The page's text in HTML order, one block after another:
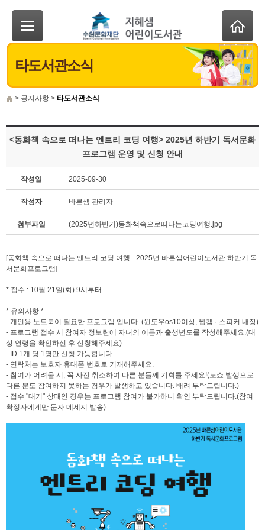
> 공지사항 > 타도서관소식
타도서관소식
<동화책 속으로 떠나는 엔트리 코딩 여행> 2025년 하반기 독서문화
프로그램 운영 및 신청 안내
작성일 2025-09-30
작성자 바른샘 관리자
첨부파일 (2025년하반기)동화책속으로떠나는코딩여행.jpg
[동화책 속으로 떠나는 엔트리 코딩 여행 - 2025년 바른샘어린이도서관 하반기 독
서문화프로그램]
* 접수 : 10월 21일(화) 9시부터
* 유의사항 *
- 개인용 노트북이 필요한 프로그램 입니다. (윈도우os10이상, 웹캠 · 스피커 내장)
- 프로그램 접수 시 참여자 정보란에 자녀의 이름과 출생년도를 작성해주세요.(대
상 연령을 확인하신 후 신청해주세요).
- ID 1개 당 1명만 신청 가능합니다.
- 연락처는 보호자 휴대폰 번호로 기재해주세요.
- 참여가 어려울 시, 꼭 사전 취소하여 다른 분들께 기회를 주세요!(노쇼 발생으로
다른 분도 참여하지 못하는 경우가 발생하고 있습니다. 배려 부탁드립니다.)
- 접수 "대기" 상태인 경우는 프로그램 참여가 불가하니 확인 부탁드립니다.(참여
확정자에게만 문자 메세지 발송)